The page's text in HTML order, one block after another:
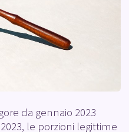
da gennaio 2023
le porzioni legittime